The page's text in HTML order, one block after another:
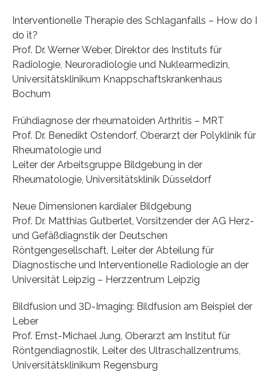
Interventionelle Therapie des Schlaganfalls – How do I
do it?
Prof. Dr. Werner Weber, Direktor des Instituts für
Radiologie, Neuroradiologie und Nuklearmedizin,
Universitätsklinikum Knappschaftskrankenhaus
Bochum
Frühdiagnose der rheumatoiden Arthritis – MRT
Prof. Dr. Benedikt Ostendorf, Oberarzt der Polyklinik für
Rheumatologie und
Leiter der Arbeitsgruppe Bildgebung in der
Rheumatologie, Universitätsklinik Düsseldorf
Neue Dimensionen kardialer Bildgebung
Prof. Dr. Matthias Gutberlet, Vorsitzender der AG Herz-
und Gefäßdiagnstik der Deutschen
Röntgengesellschaft, Leiter der Abteilung für
Diagnostische und Interventionelle Radiologie an der
Universität Leipzig – Herzzentrum Leipzig
Bildfusion und 3D-Imaging: Bildfusion am Beispiel der
Leber
Prof. Ernst-Michael Jung, Oberarzt am Institut für
Röntgendiagnostik, Leiter des Ultraschallzentrums,
Universitätsklinikum Regensburg